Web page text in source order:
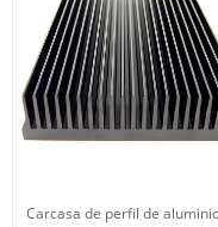
Carcasa de perfil de